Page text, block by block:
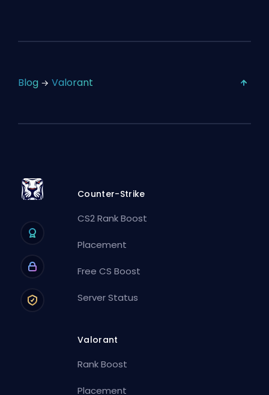
Blog Valorant
Counter-Strike
CS2 Rank Boost
Placement
Free CS Boost
Server Status
Valorant
Rank Boost
Placement